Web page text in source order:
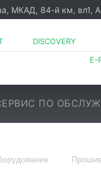
МКАД, 84-й км, вл1,
DISCOVERY
E-
ПО